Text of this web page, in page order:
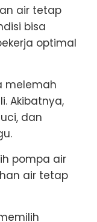
air tetap
bisa
optimal
melemah
Akibatnya,
dan
pompa air
air tetap